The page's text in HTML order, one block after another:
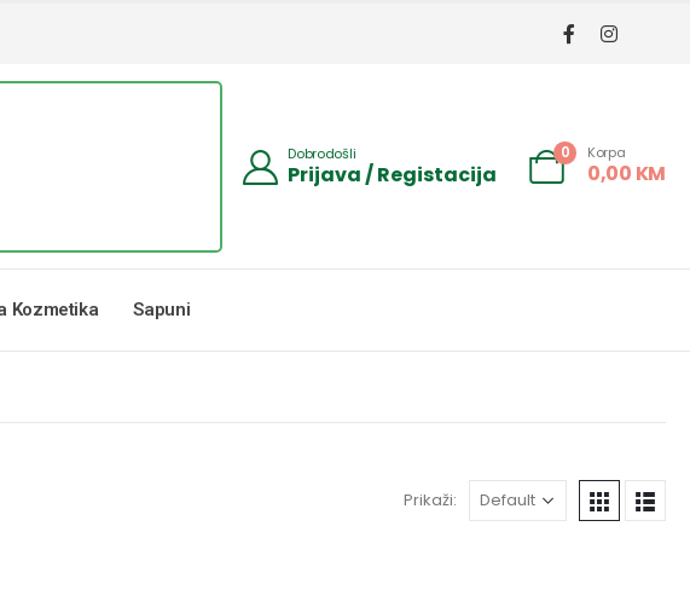
Dobrodošli
Prijava / Registacija
0 Korpa
0,00 KM
Kozmetika Sapuni
Prikaži: